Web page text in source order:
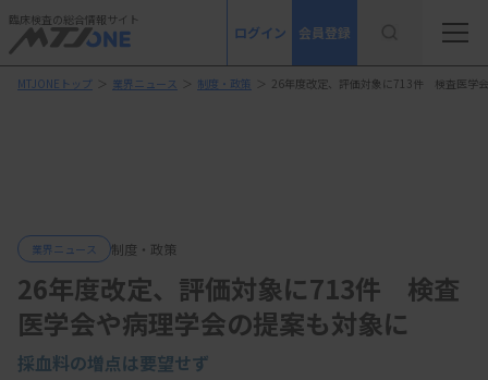
臨床検査の総合情報サイト
ログイン 会員登録
MTJONEトップ ＞ 業界ニュース ＞ 制度・政策 ＞ 26年度改定、評価対象に713件 検査医学
業界ニュース 制度・政策
26年度改定、評価対象に713件 検査
医学会や病理学会の提案も対象に
採血料の増点は要望せず